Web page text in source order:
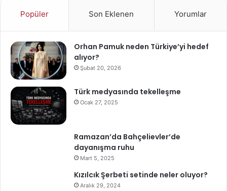
Popüler Son Eklenen Yorumlar
Orhan Pamuk neden Türkiye’yi hedef
alıyor?
Şubat 20, 2026
Türk medyasında tekelleşme
Ocak 27, 2025
Ramazan’da Bahçelievler’de
dayanışma ruhu
Mart 5, 2025
Kızılcık Şerbeti setinde neler oluyor?
Aralık 29, 2024